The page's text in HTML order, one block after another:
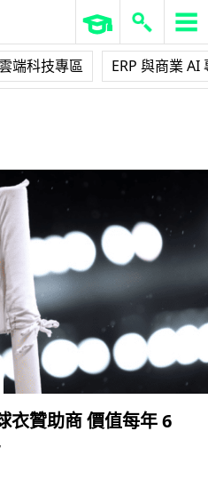
端科技專區 ERP 與商業 AI
贊助商 價值每年 6